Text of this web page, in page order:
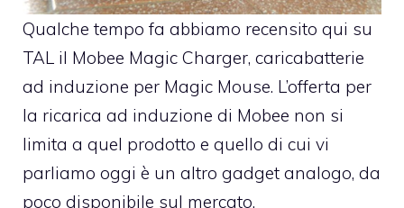
Qualche tempo fa abbiamo recensito qui su
TAL il Mobee Magic Charger, caricabatterie
ad induzione per Magic Mouse. L’offerta per
la ricarica ad induzione di Mobee non si
limita a quel prodotto e quello di cui vi
parliamo oggi è un altro gadget analogo, da
poco disponibile sul mercato.